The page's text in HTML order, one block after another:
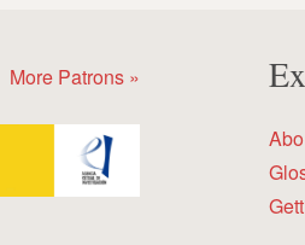
More Patrons »